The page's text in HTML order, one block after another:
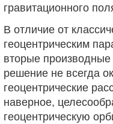
гравитационного
В отличие от
геоцентрическим
вторые
решение не всегда
геоцентрические
наверное,
геоцентрическую